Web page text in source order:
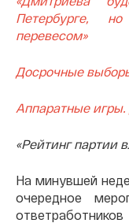
Петербурге,
перевесом»
Досрочные
Аппаратные
«Рейтинг партии
На минувшей
очередное